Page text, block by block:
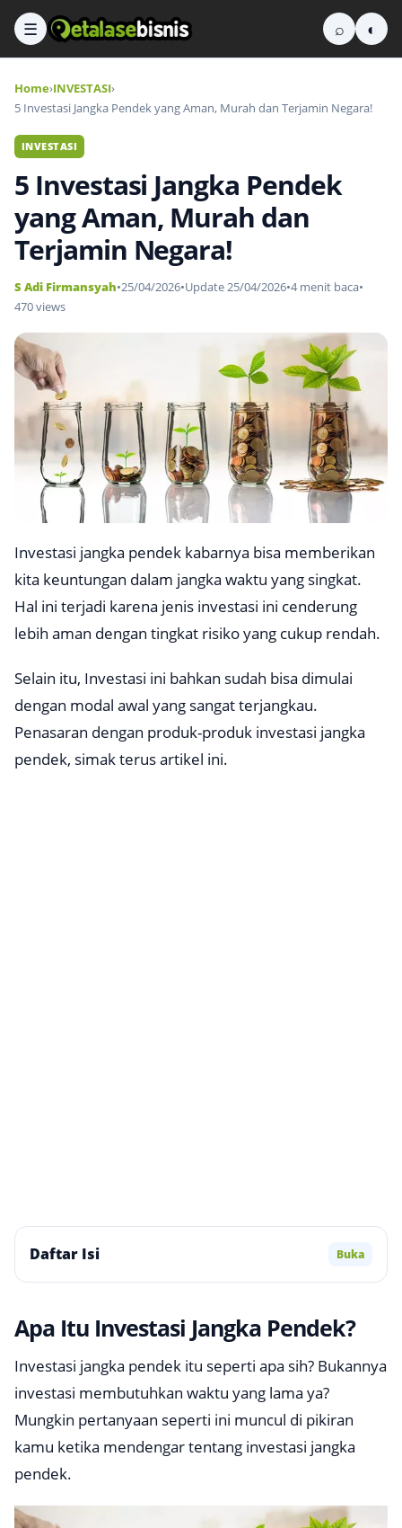
☰ ⌕ ◐
Home›INVESTASI›
5 Investasi Jangka Pendek yang Aman, Murah dan Terjamin Negara!
INVESTASI
5 Investasi Jangka Pendek
yang Aman, Murah dan
Terjamin Negara!
S Adi Firmansyah•25/04/2026•Update 25/04/2026•4 menit baca•
470 views
Investasi jangka pendek kabarnya bisa memberikan
kita keuntungan dalam jangka waktu yang singkat.
Hal ini terjadi karena jenis investasi ini cenderung
lebih aman dengan tingkat risiko yang cukup rendah.
Selain itu, Investasi ini bahkan sudah bisa dimulai
dengan modal awal yang sangat terjangkau.
Penasaran dengan produk-produk investasi jangka
pendek, simak terus artikel ini.
Daftar Isi Buka
Apa Itu Investasi Jangka Pendek?
Investasi jangka pendek itu seperti apa sih? Bukannya
investasi membutuhkan waktu yang lama ya?
Mungkin pertanyaan seperti ini muncul di pikiran
kamu ketika mendengar tentang investasi jangka
pendek.